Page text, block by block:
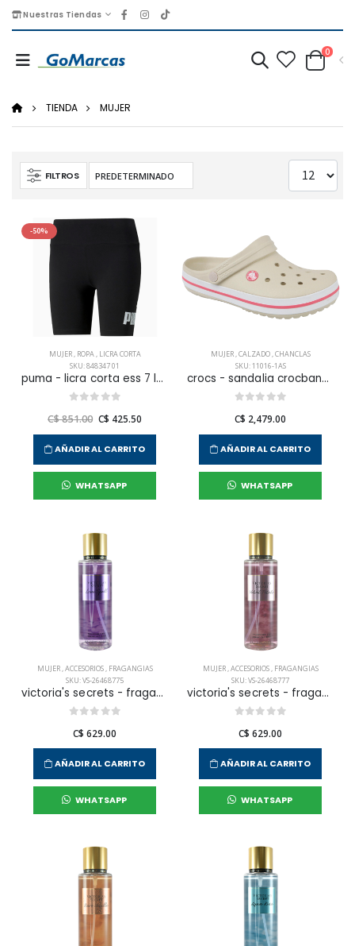
Nuestras Tiendas
0
TIENDA MUJER
FILTROS
-50%
MUJER, ROPA, LICRA CORTA
SKU: 848347 01
puma - licra corta ess 7 logo para mujer
C$ 851.00 C$ 425.50
AÑADIR AL CARRITO
WHATSAPP
MUJER,CALZADO,CHANCLAS
SKU: 11016-1AS
crocs - sandalia crocband para mujer
C$ 2,479.00
AÑADIR AL CARRITO
WHATSAPP
MUJER,ACCESORIOS, FRAGANGIAS
SKU: VS-26468775
victoria's secrets - fragancia corporal love spell para mujer
C$ 629.00
AÑADIR AL CARRITO
WHATSAPP
MUJER,ACCESORIOS, FRAGANGIAS
SKU: VS-26468777
victoria's secrets - fragancia corporal velvet petals para mujer
C$ 629.00
AÑADIR AL CARRITO
WHATSAPP